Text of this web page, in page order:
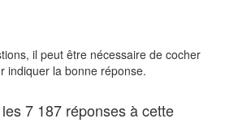
il peut être nécessaire de cocher
indiquer la bonne réponse.
7 187 réponses à cette